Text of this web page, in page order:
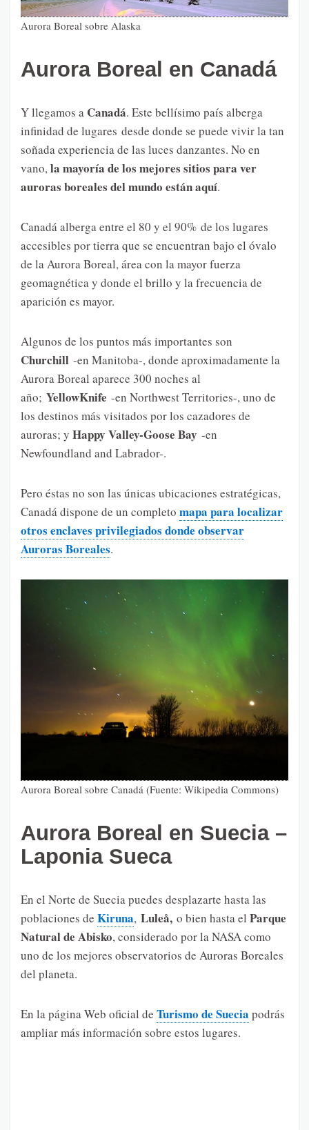
Aurora Boreal sobre Alaska
Aurora Boreal en Canadá
Y llegamos a Canadá. Este bellísimo país alberga
infinidad de lugares desde donde se puede vivir la tan
soñada experiencia de las luces danzantes. No en
vano,la mayoría de los mejores sitios para ver
auroras boreales del mundo están aquí.
Canadá alberga entre el 80 y el 90% de los lugares
accesibles por tierra que se encuentran bajo el óvalo
de la Aurora Boreal, área con la mayor fuerza
geomagnética y donde el brillo y la frecuencia de
aparición es mayor.
Algunos de los puntos más importantes son
Churchill -en Manitoba-, donde aproximadamente la
Aurora Boreal aparece 300 noches al
año; YellowKnife -en Northwest Territories-, uno de
los destinos más visitados por los cazadores de
auroras; y Happy Valley-Goose Bay -en
Newfoundland and Labrador-.
Pero éstas no son las únicas ubicaciones estratégicas,
Canadá dispone de un completo mapa para localizar
otros enclaves privilegiados donde observar
Auroras Boreales.
Aurora Boreal sobre Canadá (Fuente: Wikipedia Commons)
Aurora Boreal en Suecia –
Laponia Sueca
En el Norte de Suecia puedes desplazarte hasta las
poblaciones de Kiruna, Luleå, o bien hasta el Parque
Natural de Abisko, considerado por la NASA como
uno de los mejores observatorios de Auroras Boreales
del planeta.
En la página Web oficial de Turismo de Suecia podrás
ampliar más información sobre estos lugares.